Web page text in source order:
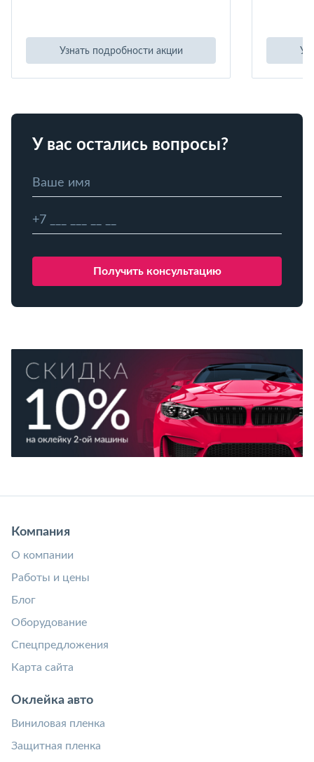
Узнать подробности акции
У вас остались вопросы?
Компания
О компании
Работы и цены
Блог
Оборудование
Спецпредложения
Карта сайта
Оклейка авто
Виниловая пленка
Защитная пленка